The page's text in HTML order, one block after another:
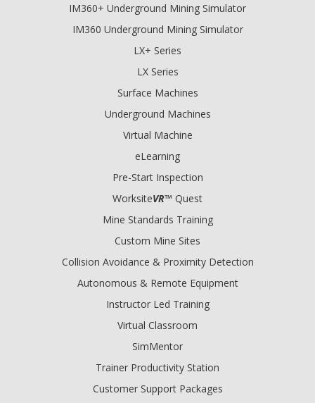
IM360+ Underground Mining Simulator
IM360 Underground Mining Simulator
LX+ Series
LX Series
Surface Machines
Underground Machines
Virtual Machine
eLearning
Pre-Start Inspection
WorksiteVR™ Quest
Mine Standards Training
Custom Mine Sites
Collision Avoidance & Proximity Detection
Autonomous & Remote Equipment
Instructor Led Training
Virtual Classroom
SimMentor
Trainer Productivity Station
Customer Support Packages